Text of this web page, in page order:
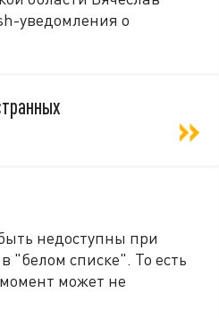
уведомления о
недоступны при
"белом списке". То есть
может не